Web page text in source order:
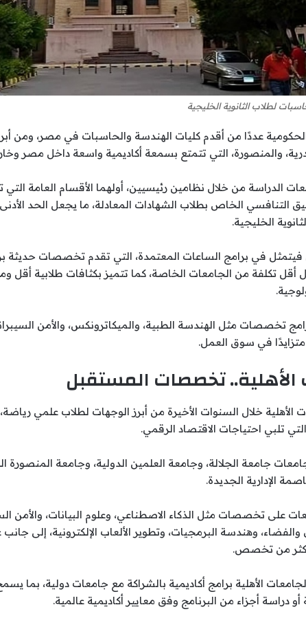
لطلاب الثانوية الخليجية
عددًا من أقدم كليات الهندسة والحاسبات في مصر، ومن
والمنصورة، التي تتمتع بسمعة أكاديمية واسعة داخل مصر
الدراسة من خلال نظامين رئيسيين، أولهما الأقسام العامة التي
التنافسي الخاص بطلاب الشهادات المعادلة، ما يجعل الحد
الخليجية.
فيتمثل في برامج الساعات المعتمدة، التي تقدم تخصصات حديثة
أقل تكلفة من الجامعات الخاصة، كما تتميز بكثافات طلابية أقل
تخصصات مثل الهندسة الطبية، والميكاترونكس، والأمن
في سوق العمل.
الأهلية.. تخصصات المستقبل
خلال السنوات الأخيرة من أبرز الوجهات لطلاب علمي
تلبي احتياجات الاقتصاد الرقمي.
جامعة الجلالة، وجامعة العلمين الدولية، وجامعة المنصورة
الإدارية الجديدة.
على تخصصات مثل الذكاء الاصطناعي، وعلوم البيانات، والأمن
وهندسة البرمجيات، وتطوير الألعاب الإلكترونية، إلى جانب
أكثر من تخصص.
الأهلية برامج أكاديمية بالشراكة مع جامعات دولية، بما
دراسة أجزاء من البرنامج وفق معايير أكاديمية عالمية.